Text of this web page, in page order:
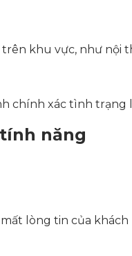
khu vực, như nội
chính xác tình trạng
năng
lòng tin của